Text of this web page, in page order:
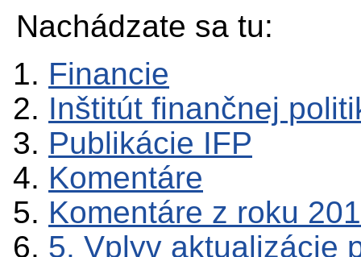
Nachádzate sa tu:
Financie
Inštitút finančnej
Publikácie IFP
Komentáre
Komentáre z roku
5. Vplyv aktualizácie